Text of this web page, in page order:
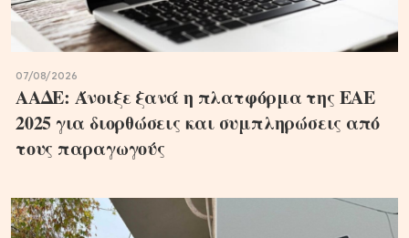
07/08/2026
ΑΑΔΕ: Άνοιξε ξανά η πλατφόρμα της ΕΑΕ
2025 για διορθώσεις και συμπληρώσεις από
τους παραγωγούς